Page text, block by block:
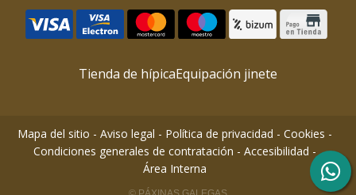
Tienda de hípicaEquipación jinete
Mapa del sitio - Aviso legal - Política de privacidad - Cookies -
Condiciones generales de contratación - Accesibilidad -
Área Interna